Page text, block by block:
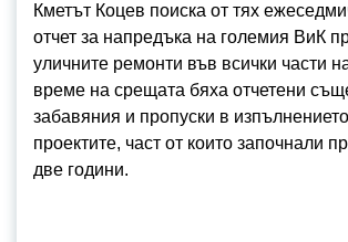
Кметът Коцев поиска от тях
отчет за напредъка на големия ВиК
уличните ремонти във всички части
време на срещата бяха отчетени
забавяния и пропуски в
проектите, част от които започнали
две години.